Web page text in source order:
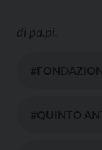
di pa.pi.
#QUINTO